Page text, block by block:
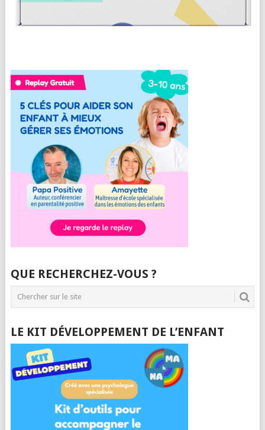
QUE RECHERCHEZ-VOUS ?
LE KIT DÉVELOPPEMENT DE L’ENFANT